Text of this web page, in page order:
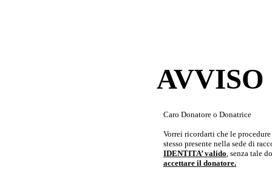
Caro Donatore o Donatrice
Vorrei ricordarti che le
stesso presente nella sede di
IDENTITA’ valido, senza tale
accettare il donatore.